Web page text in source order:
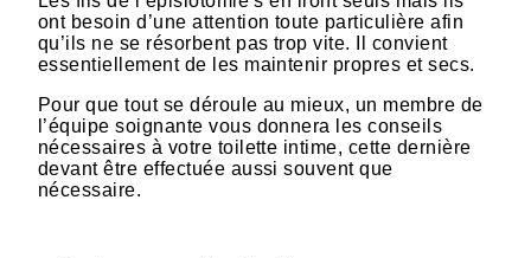
ont besoin d’une attention toute particulière afin
qu’ils ne se résorbent pas trop vite. Il convient
essentiellement de les maintenir propres et secs.
Pour que tout se déroule au mieux, un membre de
l’équipe soignante vous donnera les conseils
nécessaires à votre toilette intime, cette dernière
devant être effectuée aussi souvent que
nécessaire.